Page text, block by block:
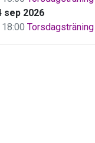
sep 2026
18:00 Torsdagsträning